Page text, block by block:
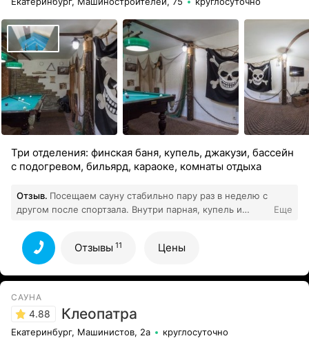
всём теле. Бассейн с оптимальной температурой воды
Все отзывы11
Три отделения: финская баня, купель, джакузи, бассейн
с подогревом, бильярд, караоке, комнаты отдыха
Отзыв. Посещаем сауну стабильно пару раз в неделю с
другом после спортзала. Внутри парная, купель и
отдыхает. Цены и атмосфера в сауне хорошая
Все отзывы
Еще
Отзывы 11 Цены
САУНА
4.88 Клеопатра
Екатеринбург, Машинистов, 2а круглосуточно